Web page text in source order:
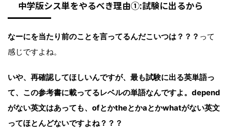
中学版シス単をやるべき理由①:試験に出るから
なーにを当たり前のことを言ってるんだこいつは？？？ って
感じですよね。
いや、再確認してほしいんですが、最も試験に出る英単語っ
て、この参考書に載ってるレベルの単語なんですよ。depend
がない英文はあっても、ofとかtheとかaとかwhatがない英文
ってほとんどないですよね？？？